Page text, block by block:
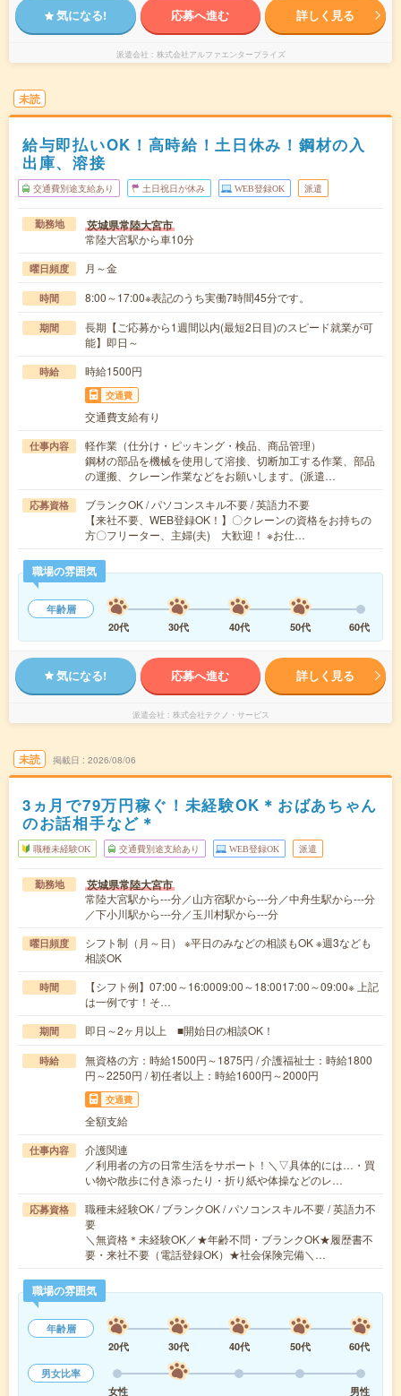
気になる! 応募へ進む 詳しく見る
派遣会社 株式会社アルファエンタープライズ
未読
給与即払いOK！高時給！土日休み！鋼材の入
出庫、溶接
交通費別途支給あり 土日祝日が休み WEB登録OK 派遣
勤務地 茨城県常陸大宮市
常陸大宮駅から車10分
曜日頻度 月～金
時間 8:00～17:00※表記のうち実働7時間45分です。
期間
長期【ご応募から1週間以内(最短2日目)のスピード就業が可
能】即日～
時給 時給1500円
交通費
交通費支給有り
仕事内容
軽作業（仕分け・ピッキング・検品、商品管理）
鋼材の部品を機械を使用して溶接、切断加工する作業、部品
の運搬、クレーン作業などをお願いします。(派遣…
応募資格
ブランクOK / パソコンスキル不要 / 英語力不要
【来社不要、WEB登録OK！】〇クレーンの資格をお持ちの
方〇フリーター、主婦(夫) 大歓迎！ ※お仕…
職場の雰囲気
年齢層
20代
30代 40代 50代 60代
気になる! 応募へ進む 詳しく見る
派遣会社 株式会社テクノ・サービス
未読 掲載日 2026/08/06
3ヵ月で79万円稼ぐ！未経験OK＊おばあちゃん
のお話相手など＊
職種未経験OK 交通費別途支給あり WEB登録OK 派遣
勤務地 茨城県常陸大宮市
常陸大宮駅から---分／山方宿駅から---分／中舟生駅から---分
／下小川駅から---分／玉川村駅から---分
曜日頻度
シフト制（月～日） ※平日のみなどの相談もOK ※週3なども
相談OK
時間
【シフト例】07:00～16:0009:00～18:0017:00～09:00※ 上記
は一例です！そ…
期間 即日～2ヶ月以上 ■開始日の相談OK！
時給
無資格の方：時給1500円～1875円 / 介護福祉士：時給1800
円～2250円 / 初任者以上：時給1600円～2000円
交通費
全額支給
仕事内容
介護関連
／利用者の方の日常生活をサポート！＼▽具体的には…・買
い物や散歩に付き添ったり・折り紙や体操などのレ…
応募資格
職種未経験OK / ブランクOK / パソコンスキル不要 / 英語力不
要
＼無資格＊未経験OK／★年齢不問・ブランクOK★履歴書不
要・来社不要（電話登録OK）★社会保険完備＼…
職場の雰囲気
年齢層
20代
30代 40代 50代
60代
男女比率
女性
男性